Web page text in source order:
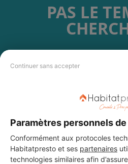
Continuer sans accepter
Paramètres personnels
Conformément aux protocoles
Habitatpresto et ses partenaires
technologies similaires afin
PAS LE
choisir ? Demandez des devis travaux
DEMANDER